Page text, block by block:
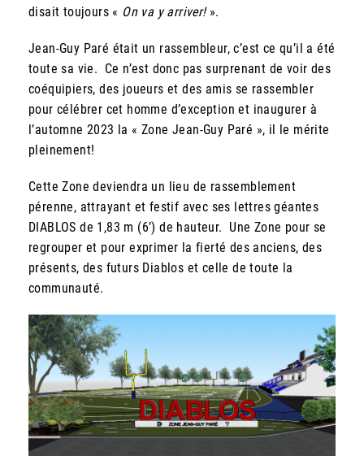
disait toujours « On va y arriver!».
Jean-Guy Paré était un rassembleur, c’est ce qu’il a été
toute sa vie. Ce n’est donc pas surprenant de voir des
coéquipiers, des joueurs et des amis se rassembler
pour célébrer cet homme d’exception et inaugurer à
l’automne 2023 la « Zone Jean-Guy Paré », il le mérite
pleinement!
Cette Zone deviendra un lieu de rassemblement
pérenne, attrayant et festif avec ses lettres géantes
DIABLOS de 1,83 m (6’) de hauteur. Une Zone pour se
regrouper et pour exprimer la fierté des anciens, des
présents, des futurs Diablos et celle de toute la
communauté.